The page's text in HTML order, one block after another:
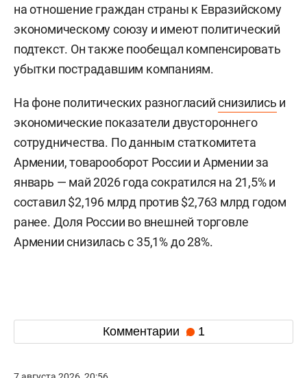
на отношение граждан страны к Евразийскому
экономическому союзу и имеют политический
подтекст. Он также пообещал компенсировать
убытки пострадавшим компаниям.
На фоне политических разногласийснизились и
экономические показатели двустороннего
сотрудничества. По данным статкомитета
Армении, товарооборот России и Армении за
январь — май 2026 года сократился на 21,5% и
составил $2,196 млрд против $2,763 млрд годом
ранее. Доля России во внешней торговле
Армении снизилась с 35,1% до 28%.
Комментарии 1